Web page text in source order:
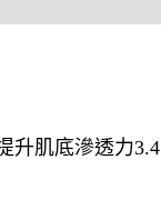
升肌底滲透力3.4